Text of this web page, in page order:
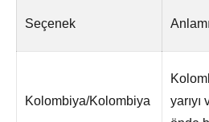
Seçenek Anlamı
Kolombiya/Kolombiya
yarıyı